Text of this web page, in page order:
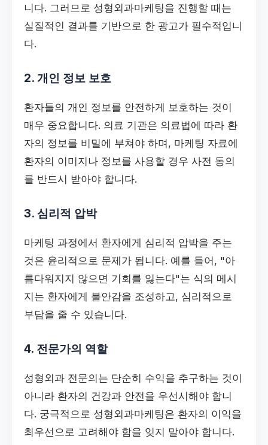
니다. 그러므로 성형외과마케팅을 진행할 때는
실질적인 결과를 기반으로 한 광고가 필수적입니
다.
2. 개인 정보 보호
환자들의 개인 정보를 안전하게 보호하는 것이
매우 중요합니다. 의료 기관은 의료법에 따라 환
자의 정보를 비밀에 부쳐야 하며, 마케팅 자료에
환자의 이미지나 정보를 사용할 경우 사전 동의
를 반드시 받아야 합니다.
3. 심리적 압박
마케팅 과정에서 환자에게 심리적 압박을 주는
것은 윤리적으로 문제가 됩니다. 예를 들어, "아
름다워지지 않으면 기회를 잃는다"는 식의 메시
지는 환자에게 불안감을 조성하고, 심리적으로
부담을 줄 수 있습니다.
4. 전문가의 역할
성형외과 전문의는 단순히 수익을 추구하는 것이
아니라 환자의 건강과 안전을 우선시해야 합니
다. 궁극적으로 성형외과마케팅은 환자의 이익을
최우선으로 고려해야 함을 잊지 말아야 합니다.